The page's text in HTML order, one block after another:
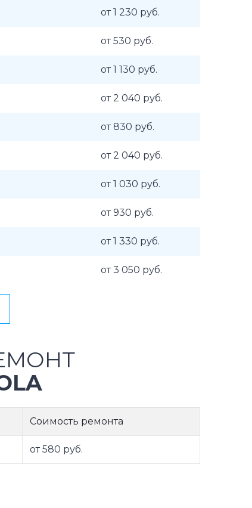
от 1 230 руб.
от 530 руб.
от 1 130 руб.
от 2 040 руб.
от 830 руб.
от 2 040 руб.
от 1 030 руб.
от 930 руб.
от 1 330 руб.
от 3 050 руб.
Соимость ремонта
от 580 руб.